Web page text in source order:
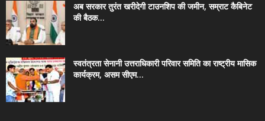
अब सरकार तुरंत खरीदेगी टाउनशिप की जमीन, सम्राट कैबिनेट
की बैठक...
स्वतंत्रता सेनानी उत्तराधिकारी परिवार समिति का राष्ट्रीय मासिक
कार्यक्रम, असम सीएम...